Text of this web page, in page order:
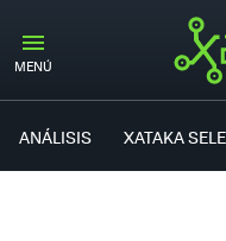
MENÚ
ANÁLISIS XATAKA